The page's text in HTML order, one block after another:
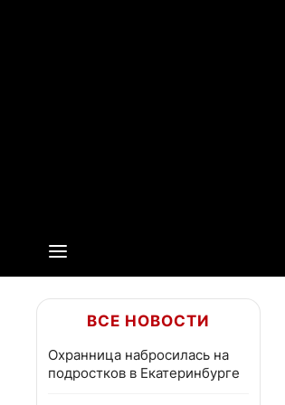
ВСЕ НОВОСТИ
Охранница набросилась на
подростков в Екатеринбурге